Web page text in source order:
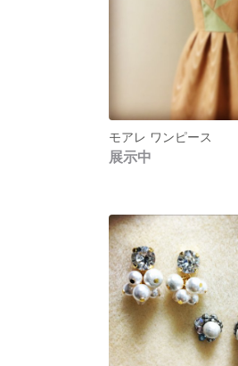
モアレ ワンピース
展示中